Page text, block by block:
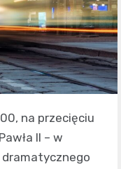
na przecięciu
II – w
dramatycznego